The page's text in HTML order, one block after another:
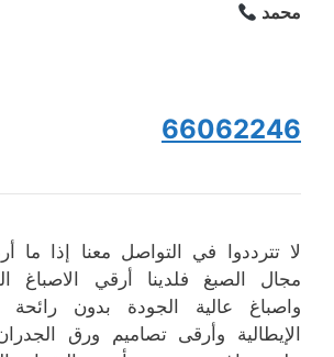
محمد
66062246
لا تترددوا في التواصل معنا إذا ما
مجال الصبغ فلدينا أرقي الاصباغ
واصباغ عالية الجودة بدون رائحة
الإيطالية وأرقى تصاميم ورق